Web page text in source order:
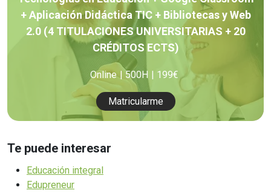
+ Aplicación Didáctica TIC + Bibliotecas y Web
2.0 (4 TITULACIONES UNIVERSITARIAS + 20
CRÉDITOS ECTS)
Online 500H 199€
Matricularme
Te puede interesar
Educación integral
Edupreneur